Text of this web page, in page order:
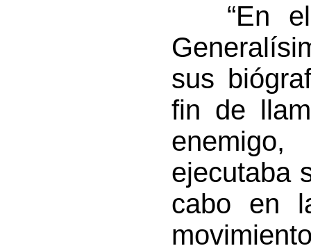
“En el
sus
fin de
enemigo,
ejecutaba
cabo en